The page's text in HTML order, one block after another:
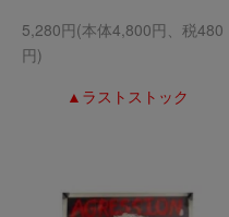
5,280円(本体4,800円、税480
円)
▲ラストストック